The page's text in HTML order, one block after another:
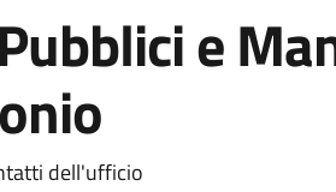
e
dell'ufficio